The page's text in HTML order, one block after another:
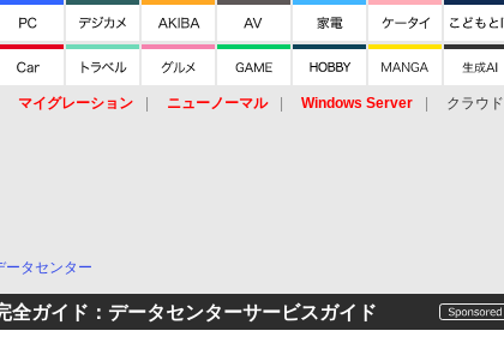
マイグレーション ニューノーマル Windows Server クラウド
ータセンター
全ガイド：データセンターサービスガイド